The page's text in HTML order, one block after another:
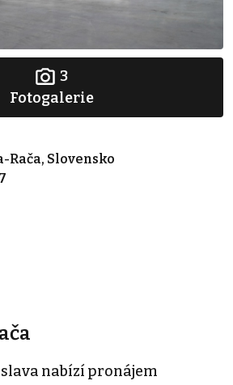
3
Fotogalerie
Rača, Slovensko
nabízí pronájem